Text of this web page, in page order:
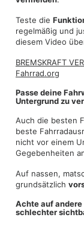
Teste die
regelmäßig und
diesem Video
BREMSKRAFT
Fahrrad.org
Passe deine
Untergrund zu
Auch die besten
beste
nicht vor einem
Gegebenheiten
Auf nassen,
grundsätzlich
Achte auf
schlechter